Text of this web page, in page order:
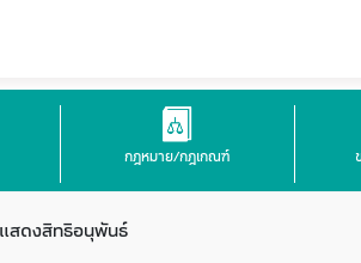
กฎหมาย/กฎเกณฑ์
สดงสิทธิอนุพันธ์